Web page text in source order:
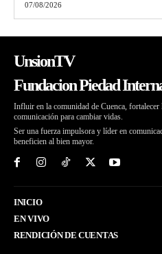
07/08/2026
UnsionTV
Fundacion Piedad
Influir en la comunidad de Cuenca,
comunicación para cambiar vidas.
Ser una fuerza impulsora y líder en
beneficien al bien mayor.
INICIO
EN VIVO
RENDICIÓN DE CUENTAS